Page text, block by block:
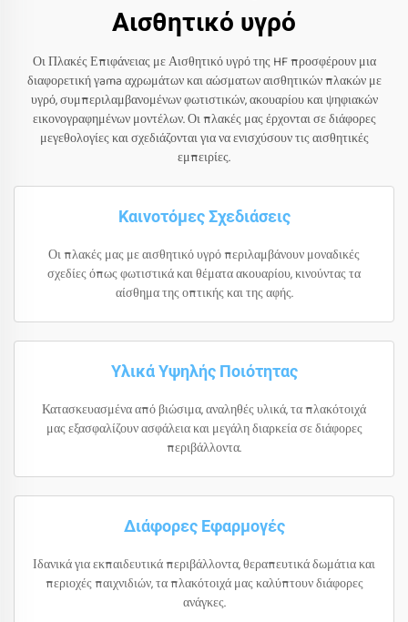
Αισθητικό υγρό
Οι Πλακές Επιφάνειας με Αισθητικό υγρό της HF προσφέρουν μια
διαφορετική γama αχρωμάτων και αώσματων αισθητικών πλακών με
υγρό, συμπεριλαμβανομένων φωτιστικών, ακουαρίου και ψηφιακών
εικονογραφημένων μοντέλων. Οι πλακές μας έρχονται σε διάφορες
μεγεθολογίες και σχεδιάζονται για να ενισχύσουν τις αισθητικές
εμπειρίες.
Καινοτόμες Σχεδιάσεις
Οι πλακές μας με αισθητικό υγρό περιλαμβάνουν μοναδικές
σχεδίες όπως φωτιστικά και θέματα ακουαρίου, κινούντας τα
αίσθημα της οπτικής και της αφής.
Υλικά Υψηλής Ποιότητας
Κατασκευασμένα από βιώσιμα, αναληθές υλικά, τα πλακότοιχά
μας εξασφαλίζουν ασφάλεια και μεγάλη διαρκεία σε διάφορες
περιβάλλοντα.
Διάφορες Εφαρμογές
Ιδανικά για εκπαιδευτικά περιβάλλοντα, θεραπευτικά δωμάτια και
περιοχές παιχνιδιών, τα πλακότοιχά μας καλύπτουν διάφορες
ανάγκες.